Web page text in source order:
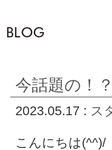
今話題の！？
2023.05.17 : ス
こんにちは(^^)/